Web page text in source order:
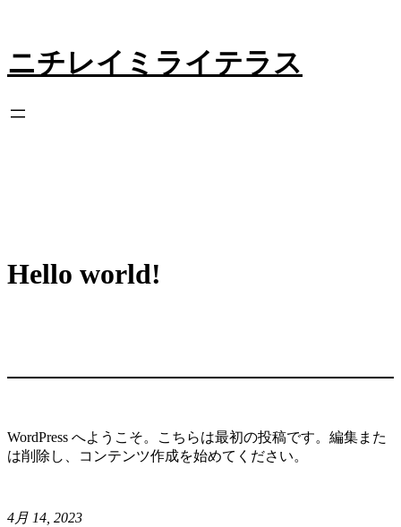
を
ス
ッ
ニチレイミライテラス
Hello world!
WordPress へようこそ。こちらは最初の投稿です。編集また
は削除し、コンテンツ作成を始めてください。
4月 14, 2023